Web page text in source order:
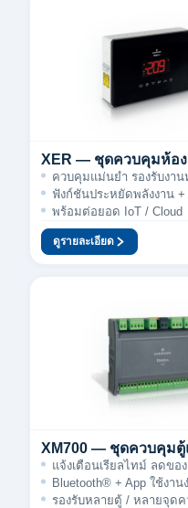
XER — ชุดควบคุมห้อง
ควบคุมแม่นยำ รองรับงา
ฟังก์ชันประหยัดพลังงาน
พร้อมต่อยอด IoT / Cloud
ดูรายละเอียด
XM700 — ชุดควบคุม
แจ้งเตือนเรียลไทม์ ลดของ
Bluetooth® + App ใช้งาน
รองรับหลายตู้ / หลายจุด